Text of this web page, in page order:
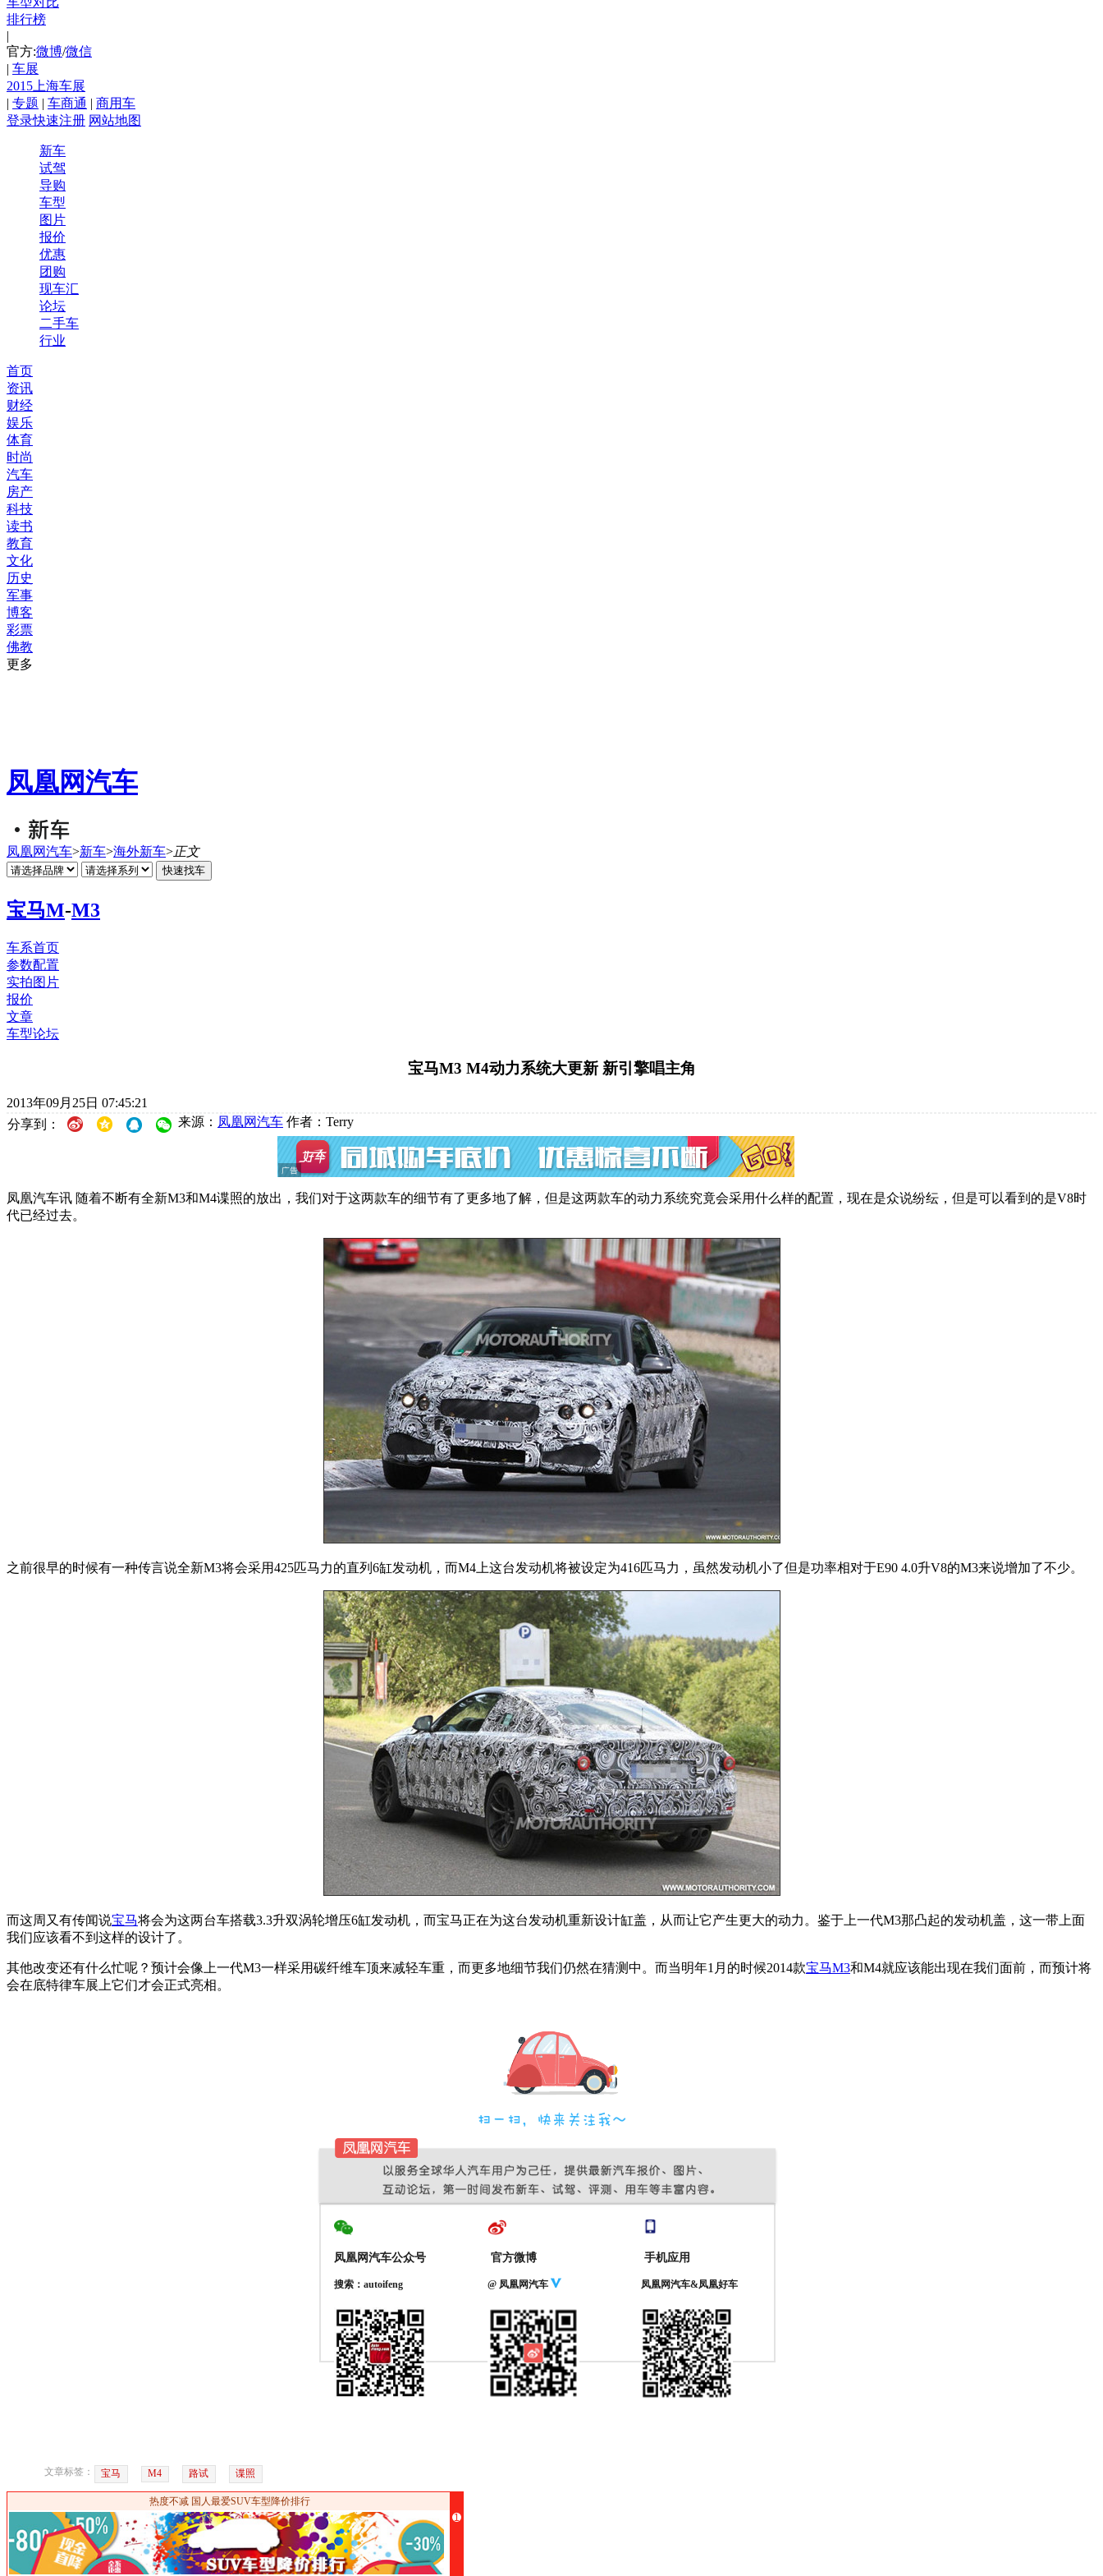
排行榜
|
官方:微博/微信
| 车展
2015上海车展
| 专题 | 车商通 | 商用车
登录快速注册 网站地图
新车
试驾
导购
车型
图片
报价
优惠
团购
现车汇
论坛
二手车
行业
首页
资讯
财经
娱乐
体育
时尚
汽车
房产
科技
读书
教育
文化
历史
军事
博客
彩票
佛教
更多
凤凰网汽车
凤凰网汽车>新车>海外新车>正文
宝马M-M3
车系首页
参数配置
实拍图片
报价
文章
车型论坛
宝马M3 M4动力系统大更新 新引擎唱主角
2013年09月25日 07:45:21
分享到：
来源： 凤凰网汽车 作者：Terry
凤凰汽车讯 随着不断有全新M3和M4谍照的放出，我们对于这两款车的细节有了更多地了解，但是这两款车的动力系统究竟会采用什么样的配置，现在是众说纷纭，但是可以看到的是V8时
代已经过去。
之前很早的时候有一种传言说全新M3将会采用425匹马力的直列6缸发动机，而M4上这台发动机将被设定为416匹马力，虽然发动机小了但是功率相对于E90 4.0升V8的M3来说增加了不少。
而这周又有传闻说宝马将会为这两台车搭载3.3升双涡轮增压6缸发动机，而宝马正在为这台发动机重新设计缸盖，从而让它产生更大的动力。鉴于上一代M3那凸起的发动机盖，这一带上面
我们应该看不到这样的设计了。
其他改变还有什么忙呢？预计会像上一代M3一样采用碳纤维车顶来减轻车重，而更多地细节我们仍然在猜测中。而当明年1月的时候2014款宝马M3和M4就应该能出现在我们面前，而预计将
会在底特律车展上它们才会正式亮相。
凤凰网汽车公众号
搜索：autoifeng
官方微博
@ 凤凰网汽车
手机应用
凤凰网汽车&凤凰好车
文章标签： 宝马 M4 路试 谍照
热度不减 国人最爱SUV车型降价排行
1